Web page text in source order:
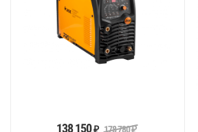
138 150₽ 178 780₽